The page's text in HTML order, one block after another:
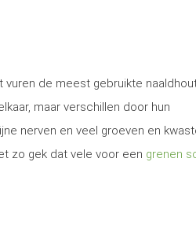
vuren de meest gebruikte
maar verschillen door hun
nerven en veel groeven en
zo gek dat vele voor een grenen